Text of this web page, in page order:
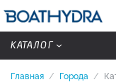
КАТАЛОГ
Главная Города